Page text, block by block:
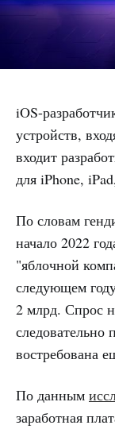
iOS-
устройств,
входит
для iPhone,
По словам
начало 2022
"яблочной
следующем
2 млрд. Спрос
следовательно
востребована
По данным
заработная